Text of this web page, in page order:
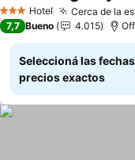
3 Estrellas
Hotel Cerca de la
7,7 Bueno 4.015
Seleccioná las
precios exactos